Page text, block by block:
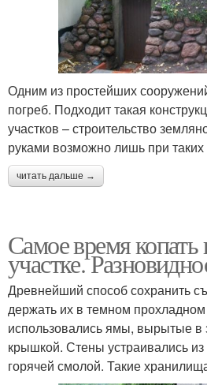
Одним из простейших
погреб. Подходит такая
участков – строительство
руками возможно лишь при таких
читать дальше →
Самое время копать
участке.
Древнейший способ сохранить
держать их в темном
использовались ямы, вырытые
крышкой. Стены устраивались
горячей смолой. Такие